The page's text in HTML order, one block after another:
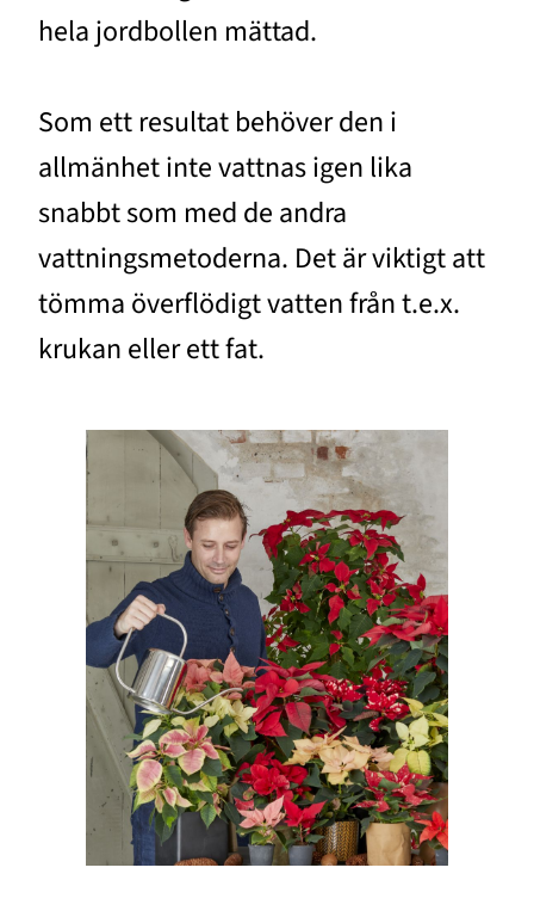
hela jordbollen mättad.
Som ett resultat behöver den i
allmänhet inte vattnas igen lika
snabbt som med de andra
vattningsmetoderna. Det är viktigt att
tömma överflödigt vatten från t.e.x.
krukan eller ett fat.